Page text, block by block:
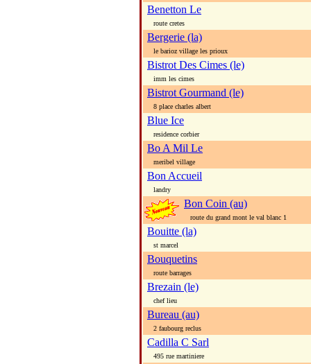
Benetton Le
route cretes
Bergerie (la)
le barioz village les prioux
Bistrot Des Cimes (le)
imm les cimes
Bistrot Gourmand (le)
8 place charles albert
Blue Ice
residence corbier
Bo A Mil Le
meribel village
Bon Accueil
landry
Bon Coin (au)
route du grand mont le val blanc 1
Bouitte (la)
st marcel
Bouquetins
route barrages
Brezain (le)
chef lieu
Bureau (au)
2 faubourg reclus
Cadilla C Sarl
495 rue martiniere